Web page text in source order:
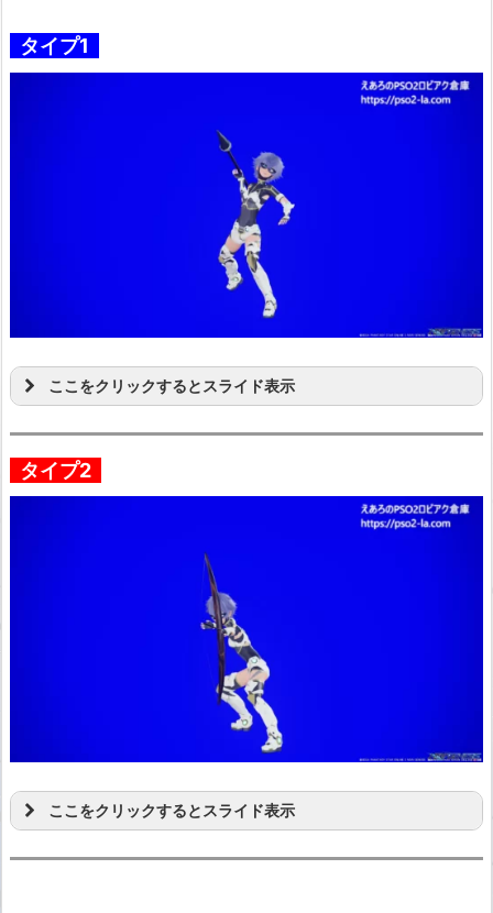
タイプ1
ここをクリックするとスライド表示
タイプ2
ここをクリックするとスライド表示